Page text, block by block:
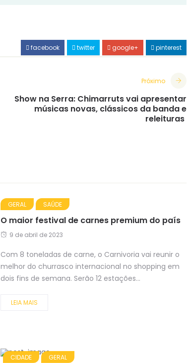
facebook twitter google+ pinterest
Próximo
Show na Serra: Chimarruts vai apresentar
músicas novas, clássicos da banda e
releituras
GERAL SAÚDE
O maior festival de carnes premium do país
9 de abril de 2023
Com 8 toneladas de carne, o Carnivoria vai reunir o
melhor do churrasco internacional no shopping em
dois fins de semana. Serão 12 estações...
LEIA MAIS
CIDADE GERAL